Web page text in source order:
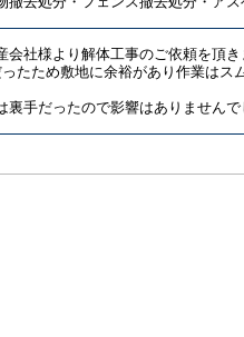
社様より解体工事のご依頼を頂き
たため敷地に余裕があり作業はス
手だったので影響はありませんで